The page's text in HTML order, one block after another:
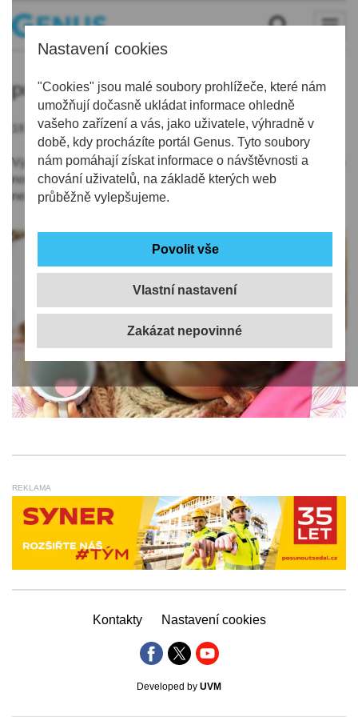
Nastavení cookies
"Cookies" jsou malé soubory prohlížeče, které nám
umožňují dočasně ukládat informace ohledně
vašeho zařízení a vás, jako uživatele, výhradně v
době, kdy procházíte portál Genus. Tyto soubory
nám pomáhají získat informace o návštěvnosti a
chování uživatelů, na základě kterých web
průběžně vylepšujeme.
Vlastní nastavení
postele
18.01.2022 | 7:21
Výrobce matrací Hilding Anders ČR se začal stěhovat do svého
nového závodu v Jilemnici na Semilsku. Jde o investici za více
než deset milionů eur.
REKLAMA
Kontakty Nastavení cookies
Developed by UVM